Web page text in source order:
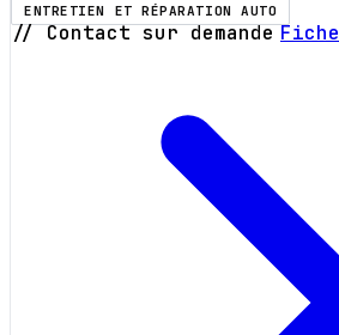
ENTRETIEN ET RÉPARATION AUTO
// Contact sur demande Fiche